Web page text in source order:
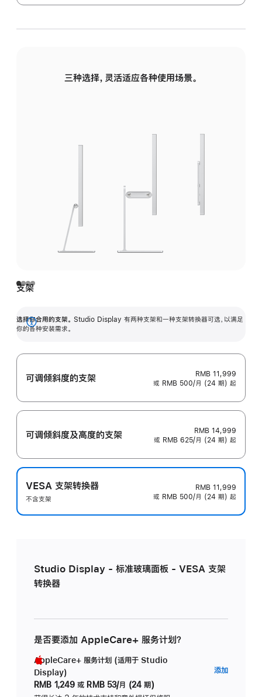
三种选择，灵活适应各种使用场景。
支架
选择你合用的支架。 Studio Display 有两种支架和一种支架转换器可选，以满足
你的各种安装需求。
展
可调倾斜度的支架
RMB 11,999
或 RMB 500/月 (24 期) 起
可调倾斜度及高‍度的支‍架
RMB 14,999
或 RMB 625/月 (24 期) 起
VESA 支架转换器
不含支架
RMB 11,999
或 RMB 500/月 (24 期) 起
Studio Display - 标准玻璃面板 - VESA 支架
转换器
是否要添加 AppleCare+ 服务计划？
AppleCare+ 服务计划 (适用于 Studio
Display)
RMB 1,249 或 RMB 53/月 (24 期)
添加